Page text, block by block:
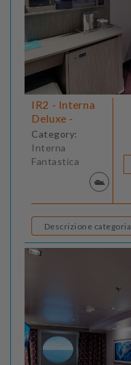
IR2 - Interna
Deluxe -
Category:
Interna
Fantastica
Descrizione categoria